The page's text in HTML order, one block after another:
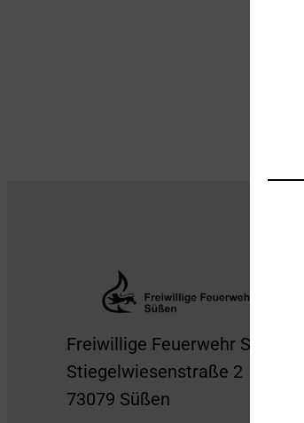
Freiwillige Feuerwehr Süßen
Stiegelwiesenstraße 2
73079 Süßen